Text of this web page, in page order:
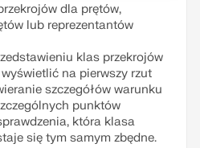
dla prętów,
lub reprezentantów
klas przekrojów
na pierwszy rzut
szczegółów warunku
punktów
która klasa
się tym samym zbędne.